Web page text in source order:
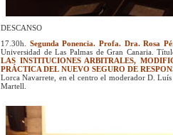
DESCANSO
17.30h. Segunda Ponencia. Profa. Dra. Rosa
Universidad de Las Palmas de Gran Canaria.
LAS INSTITUCIONES ARBITRALES,
PRÁCTICA DEL NUEVO SEGURO DE
Lorca Navarrete, en el centro el moderador D.
Martell.